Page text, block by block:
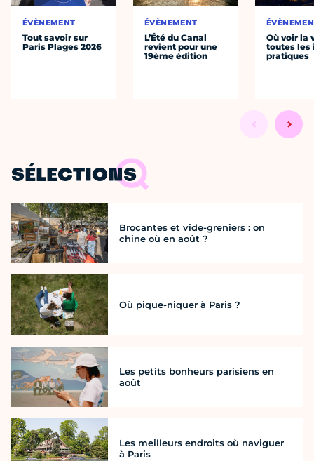
ÉVÈNEMENT
Tout savoir sur
Paris Plages 2026
ÉVÈNEMENT
L’Été du Canal
revient pour une
19ème édition
Où voir la
toutes les
pratiques
SÉLECTIONS
Brocantes et vide-greniers : on
chine où en août ?
Où pique-niquer à Paris ?
Les petits bonheurs parisiens en
août
Les meilleurs endroits où naviguer
à Paris